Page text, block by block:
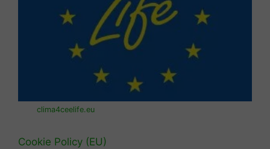
clima4ceelife.eu
Cookie Policy (EU)